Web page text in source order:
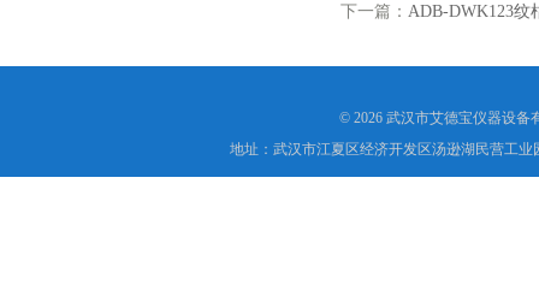
下一篇： ADB-DWK123纹
© 2026 武汉市艾德宝仪器设备
地址：武汉市江夏区经济开发区汤逊湖民营工业